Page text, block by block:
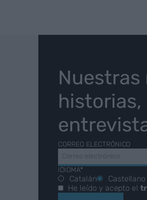
Nuestras
CORREO ELECTRÓNICO
IDIOMA*
Catalán
Castellano
He leído y acepto el